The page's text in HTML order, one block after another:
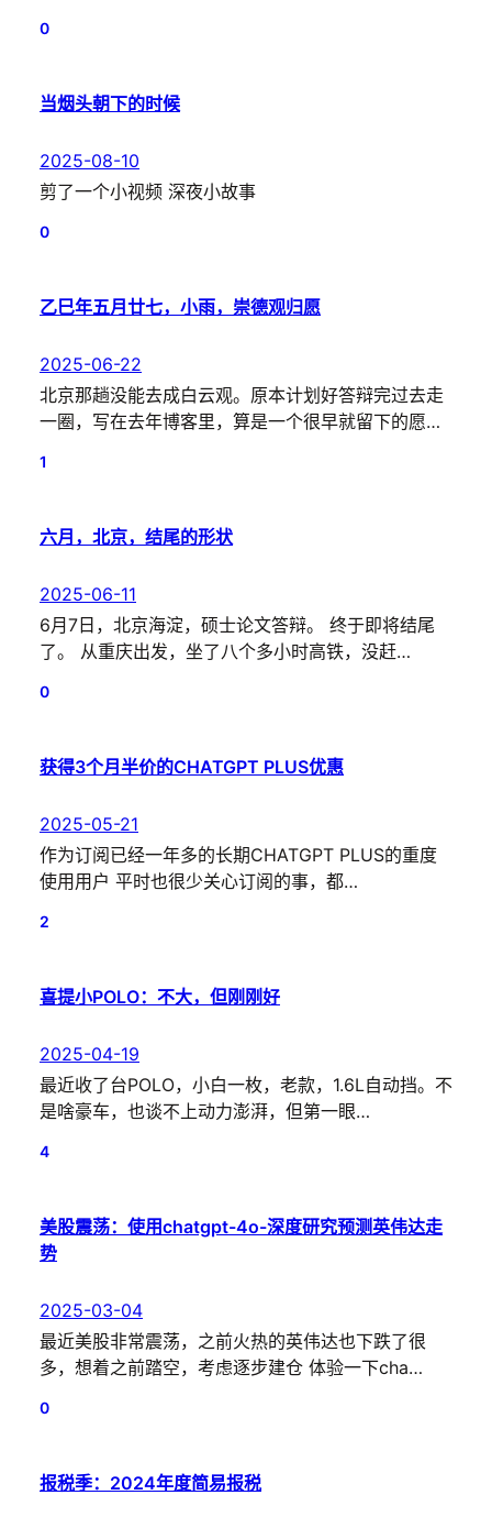
0
当烟头朝下的时候
2025-08-10
剪了一个小视频 深夜小故事
0
乙巳年五月廿七，小雨，崇德观归愿
2025-06-22
北京那趟没能去成白云观。原本计划好答辩完过去走
一圈，写在去年博客里，算是一个很早就留下的愿…
1
六月，北京，结尾的形状
2025-06-11
6月7日，北京海淀，硕士论文答辩。 终于即将结尾
了。 从重庆出发，坐了八个多小时高铁，没赶…
0
获得3个月半价的CHATGPT PLUS优惠
2025-05-21
作为订阅已经一年多的长期CHATGPT PLUS的重度
使用用户 平时也很少关心订阅的事，都…
2
喜提小POLO：不大，但刚刚好
2025-04-19
最近收了台POLO，小白一枚，老款，1.6L自动挡。不
是啥豪车，也谈不上动力澎湃，但第一眼…
4
美股震荡：使用chatgpt-4o-深度研究预测英伟达走
势
2025-03-04
最近美股非常震荡，之前火热的英伟达也下跌了很
多，想着之前踏空，考虑逐步建仓 体验一下cha…
0
报税季：2024年度简易报税